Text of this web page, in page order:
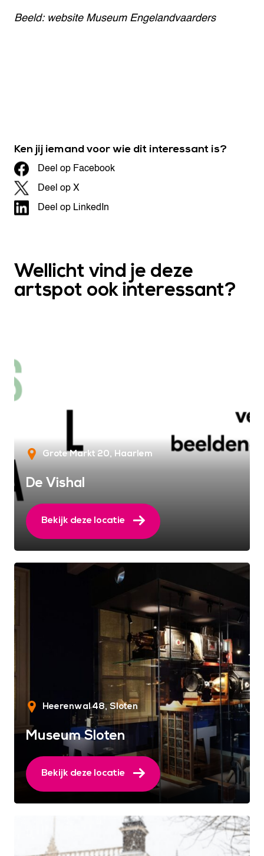
Beeld: website Museum Engelandvaarders
Ken jij iemand voor wie dit interessant is?
Deel op Facebook
Deel op X
Deel op LinkedIn
Wellicht vind je deze
artspot ook interessant?
Grote Markt 20 Haarlem
De Vishal
Bekijk deze locatie
Heerenwal 48 Sloten
Museum Sloten
Bekijk deze locatie